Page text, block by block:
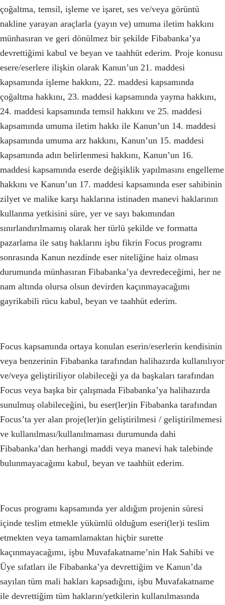
çoğaltma, temsil, işleme ve işaret, ses ve/veya görüntü
nakline yarayan araçlarla (yayın ve) umuma iletim hakkını
münhasıran ve geri dönülmez bir şekilde Fibabanka’ya
devrettiğimi kabul ve beyan ve taahhüt ederim. Proje konusu
esere/eserlere ilişkin olarak Kanun’un 21. maddesi
kapsamında işleme hakkını, 22. maddesi kapsamında
çoğaltma hakkını, 23. maddesi kapsamında yayma hakkını,
24. maddesi kapsamında temsil hakkını ve 25. maddesi
kapsamında umuma iletim hakkı ile Kanun’un 14. maddesi
kapsamında umuma arz hakkını, Kanun’un 15. maddesi
kapsamında adın belirlenmesi hakkını, Kanun’un 16.
maddesi kapsamında eserde değişiklik yapılmasını engelleme
hakkını ve Kanun’un 17. maddesi kapsamında eser sahibinin
zilyet ve malike karşı haklarına istinaden manevi haklarının
kullanma yetkisini süre, yer ve sayı bakımından
sınırlandırılmamış olarak her türlü şekilde ve formatta
pazarlama ile satış haklarını işbu fikrin Focus programı
sonrasında Kanun nezdinde eser niteliğine haiz olması
durumunda münhasıran Fibabanka’ya devredeceğimi, her ne
nam altında olursa olsun devirden kaçınmayacağımı
gayrikabili rücu kabul, beyan ve taahhüt ederim.
Focus kapsamında ortaya konulan eserin/eserlerin kendisinin
veya benzerinin Fibabanka tarafından halihazırda kullanılıyor
ve/veya geliştiriliyor olabileceği ya da başkaları tarafından
Focus veya başka bir çalışmada Fibabanka’ya halihazırda
sunulmuş olabileceğini, bu eser(ler)in Fibabanka tarafından
Focus’ta yer alan proje(ler)in geliştirilmesi / geliştirilmemesi
ve kullanılması/kullanılmaması durumunda dahi
Fibabanka’dan herhangi maddi veya manevi hak talebinde
bulunmayacağımı kabul, beyan ve taahhüt ederim.
Focus programı kapsamında yer aldığım projenin süresi
içinde teslim etmekle yükümlü olduğum eseri(ler)i teslim
etmekten veya tamamlamaktan hiçbir surette
kaçınmayacağımı, işbu Muvafakatname’nin Hak Sahibi ve
Üye sıfatları ile Fibabanka’ya devrettiğim ve Kanun’da
sayılan tüm mali hakları kapsadığını, işbu Muvafakatname
ile devrettiğim tüm hakların/yetkilerin kullanılmasında